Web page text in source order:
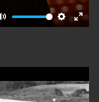
Mute SettingsEnter